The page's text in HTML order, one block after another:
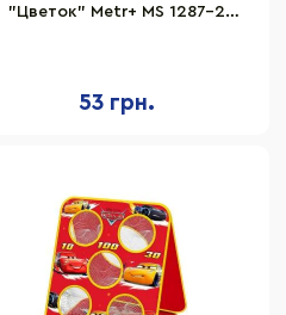
"Цветок" Metr+ MS 1287-2
53 грн.